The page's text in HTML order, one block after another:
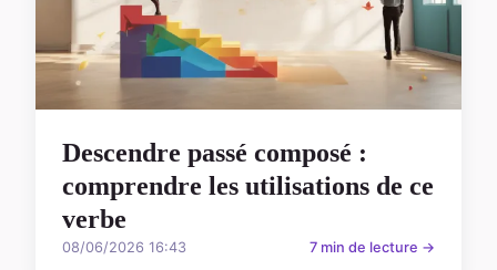
Descendre passé composé :
comprendre les utilisations de ce
verbe
08/06/2026 16:43 7 min de lecture →